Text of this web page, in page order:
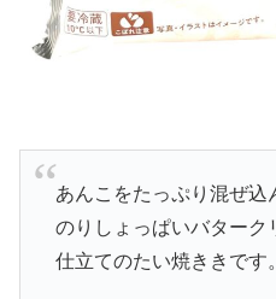
あんこをたっぷり混ぜ込
のりしょっぱいバターク
仕立てのたい焼ききです。